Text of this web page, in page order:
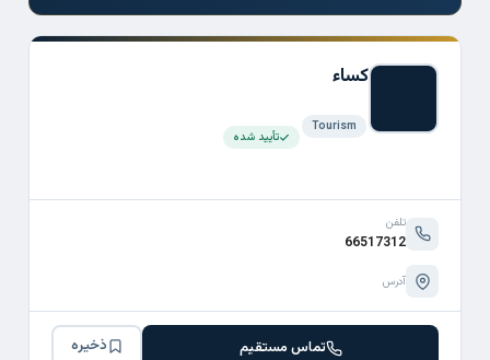
کساء
Tourism
تأیید شده
تلفن
66517312
آدرس
تماس مستقیم ذخیره